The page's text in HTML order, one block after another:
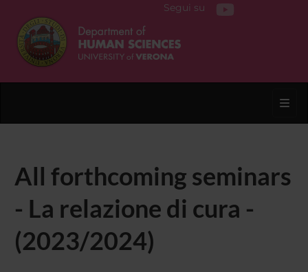
Segui su
All forthcoming seminars
- La relazione di cura -
(2023/2024)